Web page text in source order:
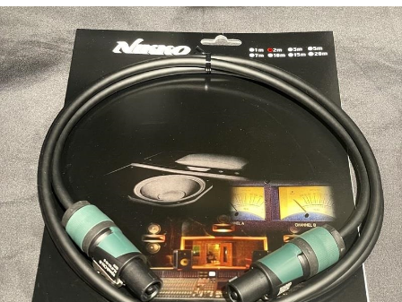
エレキギター アコギ/エレアコ
ベース ウクレレ
キーボード 電子ピアノ
管楽器 その他楽器